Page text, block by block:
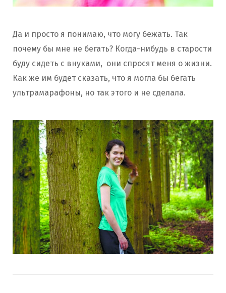
Да и просто я понимаю, что могу бежать. Так
почему бы мне не бегать? Когда-нибудь в старости
буду сидеть с внуками, они спросят меня о жизни.
Как же им будет сказать, что я могла бы бегать
ультрамарафоны, но так этого и не сделала.